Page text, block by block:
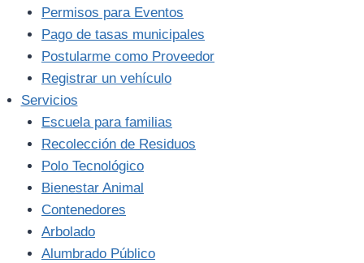
Permisos para Eventos
Pago de tasas municipales
Postularme como Proveedor
Registrar un vehículo
Servicios
Escuela para familias
Recolección de Residuos
Polo Tecnológico
Bienestar Animal
Contenedores
Arbolado
Alumbrado Público